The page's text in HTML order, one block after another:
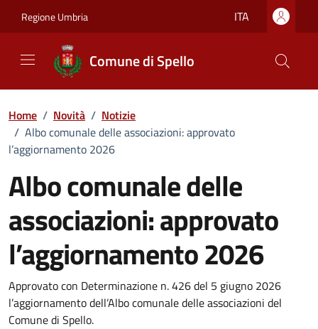
Regione Umbria ITA
Comune di Spello
Home / Novità / Notizie
/ Albo comunale delle associazioni: approvato
l’aggiornamento 2026
Albo comunale delle
associazioni: approvato
l’aggiornamento 2026
Dettagli della notizia
Approvato con Determinazione n. 426 del 5 giugno 2026
l’aggiornamento dell’Albo comunale delle associazioni del
Comune di Spello.